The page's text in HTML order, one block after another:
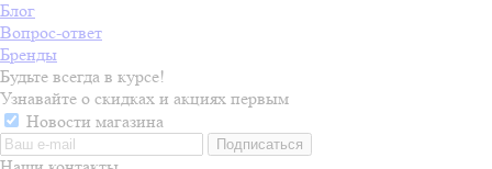
Блог
Вопрос-ответ
Бренды
Будьте всегда в курсе!
Узнавайте о скидках и акциях первым
Новости магазина